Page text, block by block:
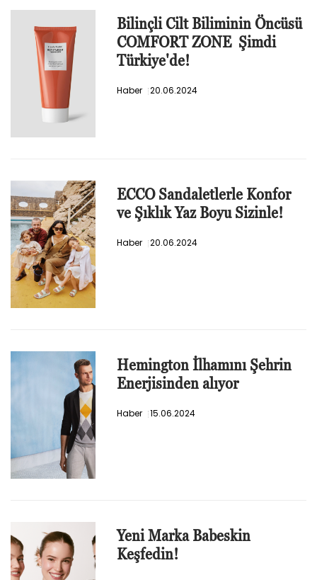
Bilinçli Cilt Biliminin Öncüsü
COMFORT ZONE Şimdi
Türkiye'de!
Haber 20.06.2024
ECCO Sandaletlerle Konfor
ve Şıklık Yaz Boyu Sizinle!
Haber 20.06.2024
Hemington İlhamını Şehrin
Enerjisinden alıyor
Haber 15.06.2024
Yeni Marka Babeskin
Keşfedin!